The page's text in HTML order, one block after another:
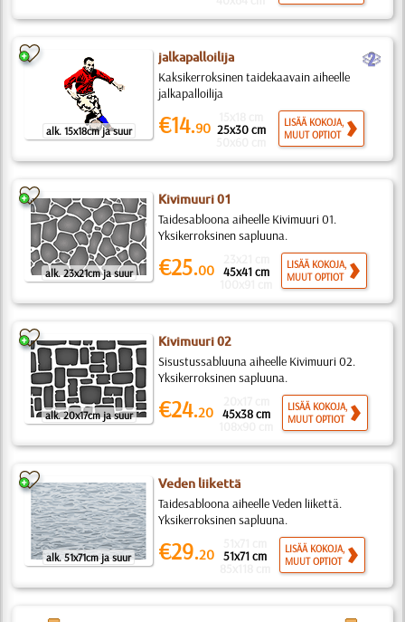
alk. 15x18cm ja suur
jalkapalloilija b
Kaksikerroksinen taidekaavain aiheelle
jalkapalloilija
€14.90 25x30 cm
LISÄÄ KOKOJA,
MUUT OPTIOT
alk. 23x21cm ja suur
Kivimuuri 01
Taidesabloona aiheelle Kivimuuri 01.
Yksikerroksinen sapluuna.
€25.00 45x41 cm
LISÄÄ KOKOJA,
MUUT OPTIOT
alk. 20x17cm ja suur
Kivimuuri 02
Sisustussabluuna aiheelle Kivimuuri 02.
Yksikerroksinen sapluuna.
€24.20 45x38 cm
LISÄÄ KOKOJA,
MUUT OPTIOT
alk. 51x71cm ja suur
Veden liikettä
Taidesabloona aiheelle Veden liikettä.
Yksikerroksinen sapluuna.
€29.20 51x71 cm
LISÄÄ KOKOJA,
MUUT OPTIOT